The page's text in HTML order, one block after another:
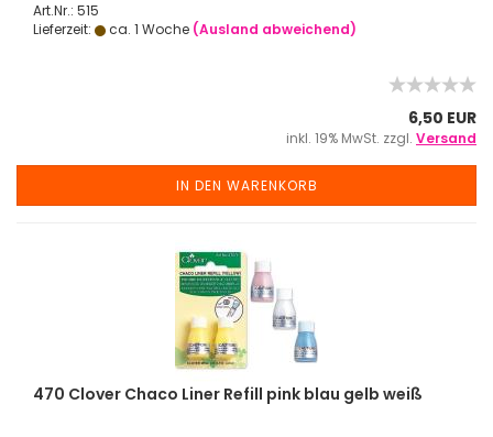
Art.Nr.: 515
Lieferzeit:
ca. 1 Woche (Ausland abweichend)
6,50 EUR
inkl. 19% MwSt. zzgl. Versand
IN DEN WARENKORB
470 Clover Chaco Liner Refill pink blau gelb weiß